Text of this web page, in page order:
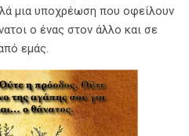
μια υποχρέωση που οφείλουν
ο ένας στον άλλο και σε
εμάς.